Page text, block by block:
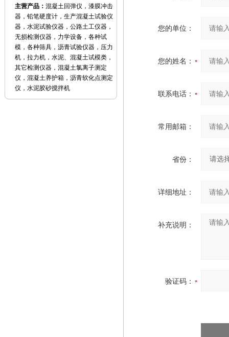
主营产品： 混凝土回弹仪，漆膜冲击
器，铅笔硬度计，生产混凝土试验仪
器，水泥试验仪器，公路土工仪器，
无损检测仪器，力学设备，各种试
模，各种筛具，沥青试验仪器，压力
机，拉力机，水泥、混凝土试模类，
其它检测仪器，混凝土氯离子测定
仪，混凝土养护箱，沥青软化点测定
仪，水泥胶砂搅拌机
您的单位：
您的姓名：
联系电话：
常用邮箱：
省份：
详细地址：
补充说明：
验证码：